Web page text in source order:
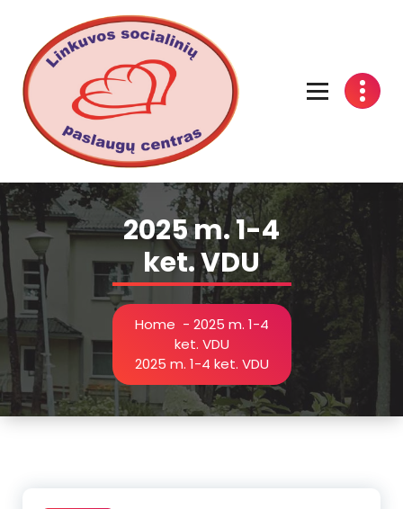
2025 m. 1-4
ket. VDU
Home - 2025 m. 1-4
ket. VDU
2025 m. 1-4 ket. VDU